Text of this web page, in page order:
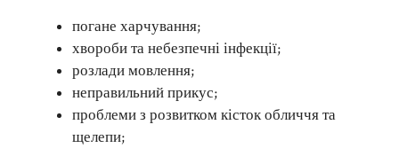
погане харчування;
хвороби та небезпечні інфекції;
розлади мовлення;
неправильний прикус;
проблеми з розвитком кісток обличчя та
щелепи;